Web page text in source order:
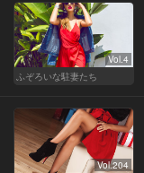
Vol.4
ふぞろいな駐妻たち
Vol.204